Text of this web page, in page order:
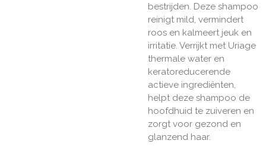
bestrijden. Deze shampoo
reinigt mild, vermindert
roos en kalmeert jeuk en
irritatie. Verrijkt met Uriage
thermale water en
keratoreducerende
actieve ingrediënten,
helpt deze shampoo de
hoofdhuid te zuiveren en
zorgt voor gezond en
glanzend haar.